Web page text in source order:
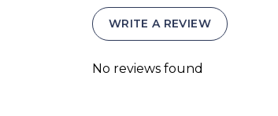
WRITE A REVIEW
No reviews found